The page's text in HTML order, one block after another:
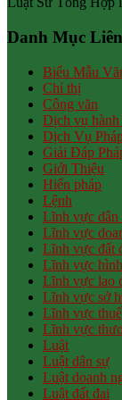
Danh Mục
Biểu Mẫu
Chỉ thị
Công văn
Dịch vụ hành
Dịch Vụ
Giải Đáp
Giới Thiệu
Hiến pháp
Lệnh
Lĩnh vực dân
Lĩnh vực
Lĩnh vực đất
Lĩnh vực
Lĩnh vực lao
Lĩnh vực sở
Lĩnh vực thuế
Lĩnh vực
Luật
Luật dân sự
Luật doanh
Luật đất đai